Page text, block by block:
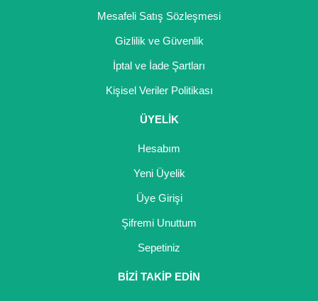
Mesafeli Satış Sözleşmesi
Gizlilik ve Güvenlik
İptal ve İade Şartları
Kişisel Veriler Politikası
ÜYELİK
Hesabım
Yeni Üyelik
Üye Girişi
Şifremi Unuttum
Sepetiniz
BİZİ TAKİP EDİN